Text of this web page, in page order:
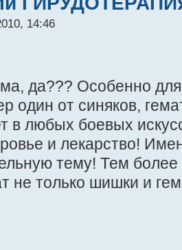
14:46
да??? Особенно
один от синяков,
в любых боевых
и лекарство!
тему! Тем
не только шишки и